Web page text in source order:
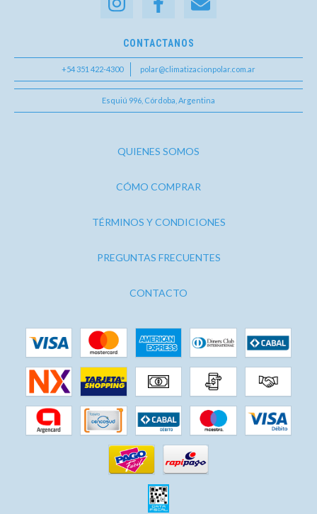
CONTACTANOS
+54 351 422-4300 polar@climatizacionpolar.com.ar
Esquiú 996, Córdoba, Argentina
QUIENES SOMOS
CÓMO COMPRAR
TÉRMINOS Y CONDICIONES
PREGUNTAS FRECUENTES
CONTACTO